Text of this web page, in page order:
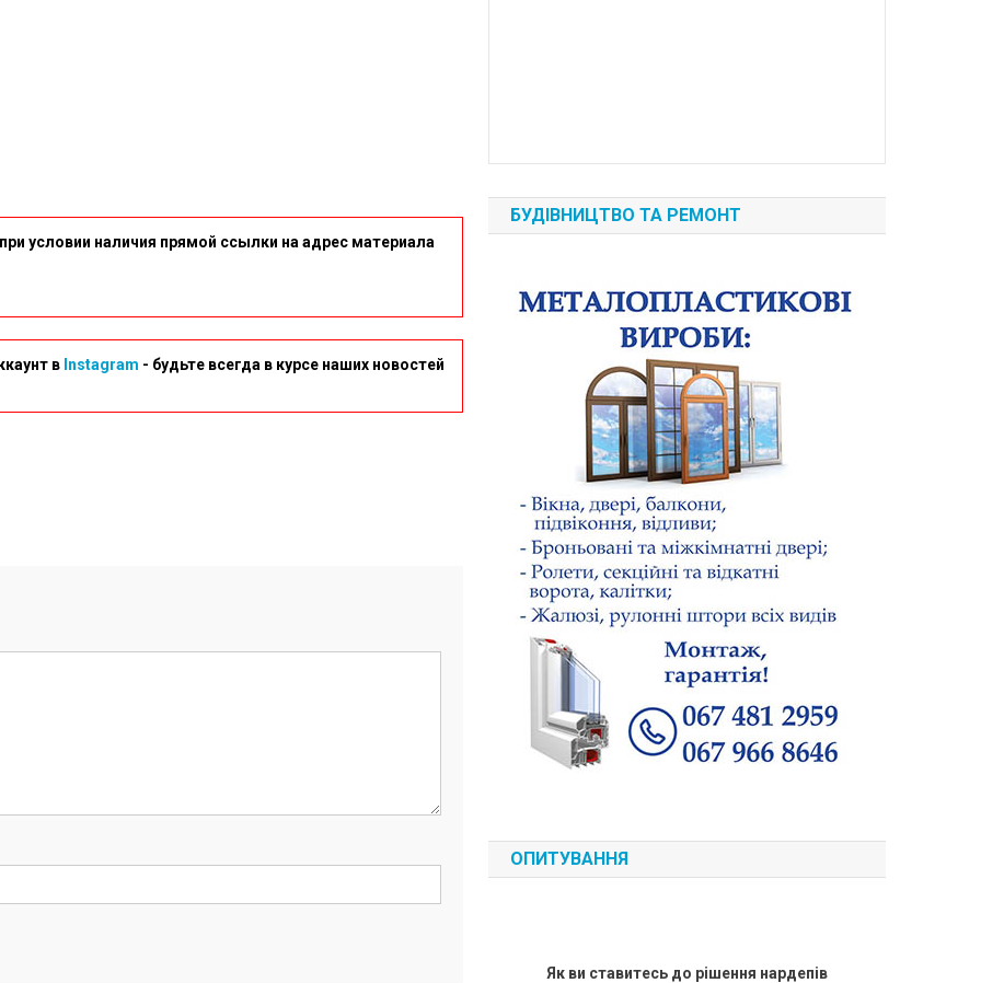
условии наличия прямой ссылки на адрес материала
в Instagram - будьте всегда в курсе наших новостей
БУДІВНИЦТВО ТА РЕМОНТ
ОПИТУВАННЯ
Як ви ставитесь до рішення нардепів